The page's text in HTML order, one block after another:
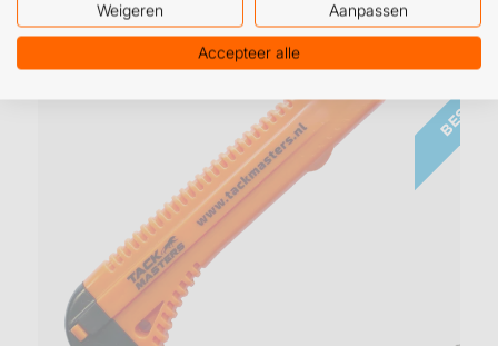
Gerelateerde producten
Weigeren Aanpassen
Accepteer alle